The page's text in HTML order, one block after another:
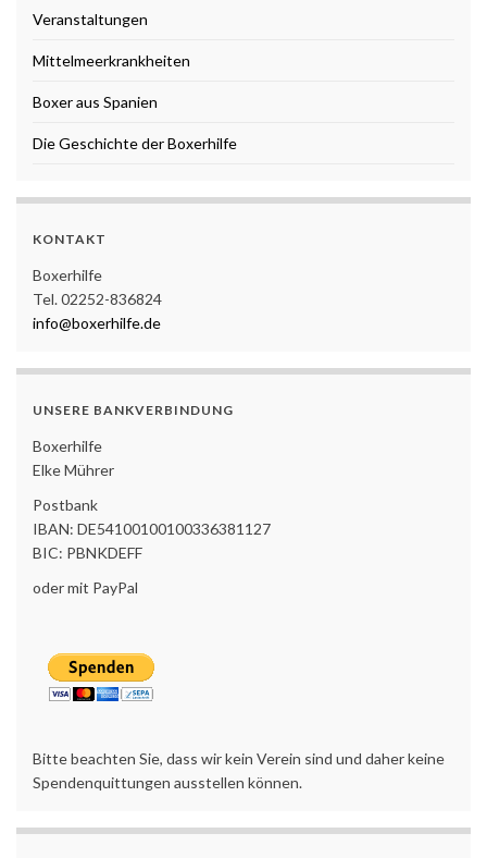
Veranstaltungen
Mittelmeerkrankheiten
Boxer aus Spanien
Die Geschichte der Boxerhilfe
KONTAKT
Boxerhilfe
Tel. 02252-836824
info@boxerhilfe.de
UNSERE BANKVERBINDUNG
Boxerhilfe
Elke Mührer
Postbank
IBAN: DE54100100100336381127
BIC: PBNKDEFF
oder mit PayPal
Bitte beachten Sie, dass wir kein Verein sind und daher keine
Spendenquittungen ausstellen können.